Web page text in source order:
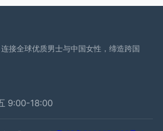
接全球优质男士与中国女性，缔造跨国
9:00-18:00